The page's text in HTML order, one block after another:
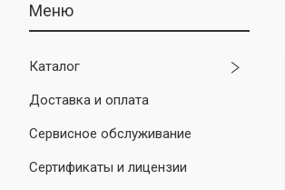
Каталог
Доставка и оплата
Сервисное обслуживание
Сертификаты и лицензии